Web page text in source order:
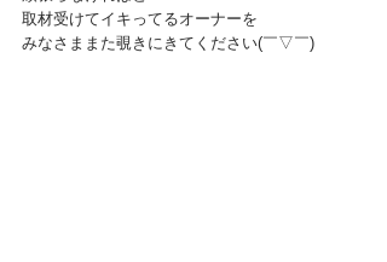
取材受けてイキってるオーナーを
みなさままた覗きにきてください(￣▽￣)